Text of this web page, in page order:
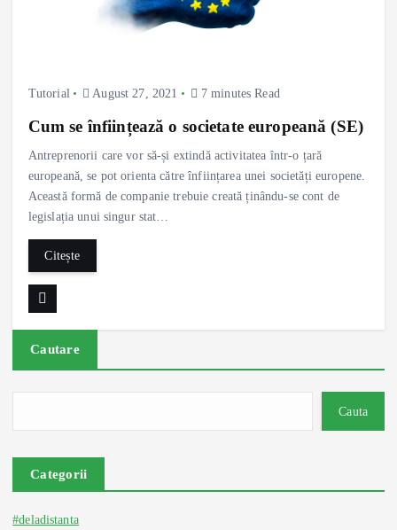
Tutorial August 27, 2021 7 minutes Read
Cum se înființează o societate europeană (SE)
Antreprenorii care vor să-și extindă activitatea într-o țară
europeană, se pot orienta către înființarea unei societăți europene.
Această formă de companie trebuie creată ținându-se cont de
legislația unui singur stat…
Citește
Cautare
Cauta
Categorii
#deladistanta